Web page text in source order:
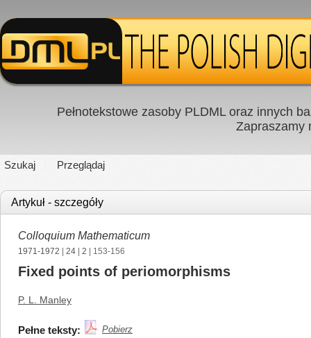
Pełnotekstowe zasoby PLDML oraz innych
Zapraszamy
Szukaj Przeglądaj
Artykuł - szczegóły
Colloquium Mathematicum
1971-1972 24 2 | 153-156
Fixed points of periomorphisms
P. L. Manley
Pełne teksty: Pobierz